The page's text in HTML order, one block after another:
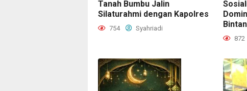
Tanah Bumbu Jalin
Silaturahmi dengan Kapolres
754 Syahriadi
872